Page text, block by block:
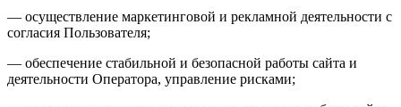
— осуществление маркетинговой и рекламной деятельности с
согласия Пользователя;
— обеспечение стабильной и безопасной работы сайта и
деятельности Оператора, управление рисками;